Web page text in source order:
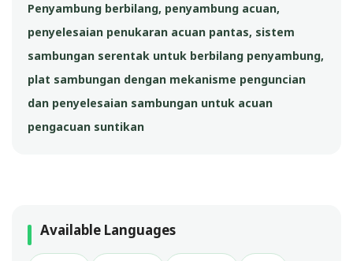
Penyambung berbilang, penyambung acuan,
penyelesaian penukaran acuan pantas, sistem
sambungan serentak untuk berbilang penyambung,
plat sambungan dengan mekanisme penguncian
dan penyelesaian sambungan untuk acuan
pengacuan suntikan
Available Languages